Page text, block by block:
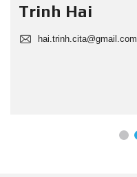
Trinh Hai
hai.trinh.cita@gmail.com